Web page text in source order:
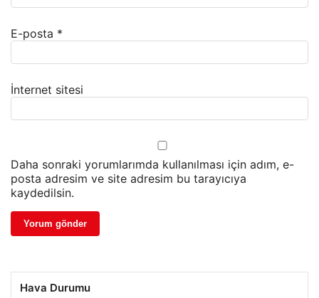
E-posta *
İnternet sitesi
Daha sonraki yorumlarımda kullanılması için adım, e-
posta adresim ve site adresim bu tarayıcıya
kaydedilsin.
Hava Durumu